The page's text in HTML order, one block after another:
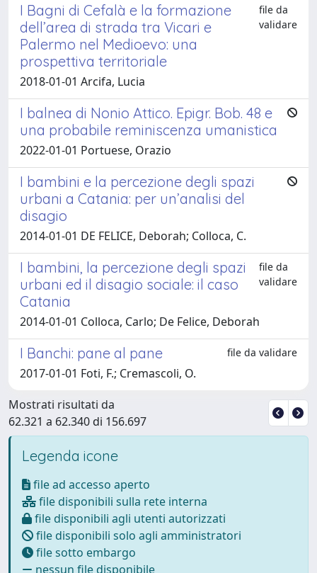
I Bagni di Cefalà e la formazione
dell’area di strada tra Vicari e
Palermo nel Medioevo: una
prospettiva territoriale
file da
validare
2018-01-01 Arcifa, Lucia
I balnea di Nonio Attico. Epigr. Bob. 48 e
una probabile reminiscenza umanistica
2022-01-01 Portuese, Orazio
I bambini e la percezione degli spazi
urbani a Catania: per un’analisi del
disagio
2014-01-01 DE FELICE, Deborah; Colloca, C.
I bambini, la percezione degli spazi
urbani ed il disagio sociale: il caso
Catania
file da
validare
2014-01-01 Colloca, Carlo; De Felice, Deborah
I Banchi: pane al pane file da validare
2017-01-01 Foti, F.; Cremascoli, O.
Mostrati risultati da
62.321 a 62.340 di 156.697
Legenda icone
file ad accesso aperto
file disponibili sulla rete interna
file disponibili agli utenti autorizzati
file disponibili solo agli amministratori
file sotto embargo
nessun file disponibile